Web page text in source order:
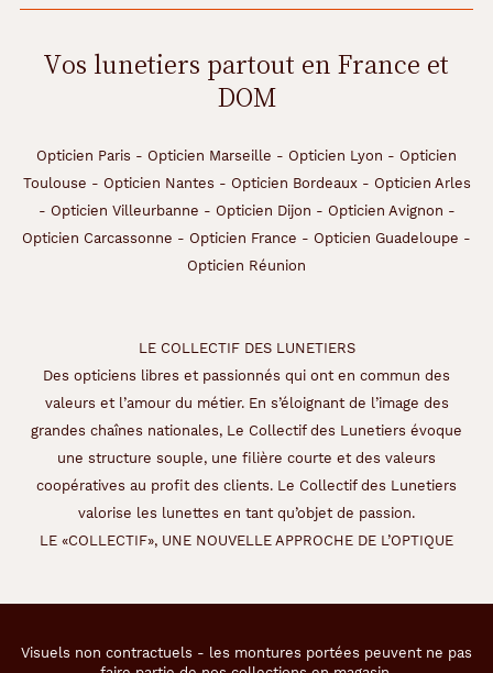
Vos lunetiers partout en France et
DOM
Opticien Paris - Opticien Marseille - Opticien Lyon - Opticien
Toulouse - Opticien Nantes - Opticien Bordeaux- Opticien Arles
- Opticien Villeurbanne - Opticien Dijon - Opticien Avignon -
Opticien Carcassonne - Opticien France - Opticien Guadeloupe -
Opticien Réunion
LE COLLECTIF DES LUNETIERS
Des opticiens libres et passionnés qui ont en commun des
valeurs et l’amour du métier. En s’éloignant de l’image des
grandes chaînes nationales, Le Collectif des Lunetiers évoque
une structure souple, une filière courte et des valeurs
coopératives au profit des clients. Le Collectif des Lunetiers
valorise les lunettes en tant qu’objet de passion.
LE «COLLECTIF», UNE NOUVELLE APPROCHE DE L’OPTIQUE
Visuels non contractuels - les montures portées peuvent ne pas